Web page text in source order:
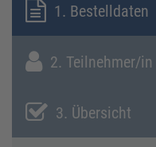
1. Bestelldaten
2. Teilnehmer/in
3. Übersicht